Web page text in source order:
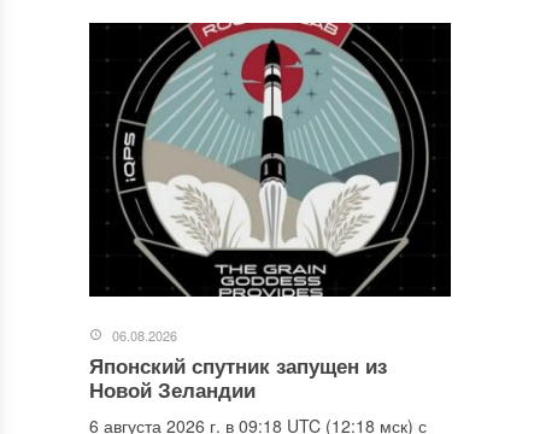
06.08.2026
Японский спутник запущен из
Новой Зеландии
6 августа 2026 г. в 09:18 UTC (12:18 мск) с